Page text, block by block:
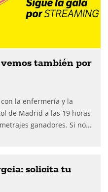
también por
la enfermería y la
de Madrid a las 19 horas
ganadores. Si no…
solicita tu